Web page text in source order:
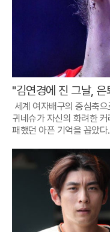
"김연경에 진 그날,
세계 여자배구의 중심축
귀네슈가 자신의 화려한
패했던 아픈 기억을 꼽았